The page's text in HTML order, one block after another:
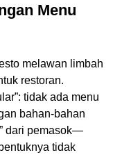
Menu
melawan limbah
restoran.
tidak ada menu
bahan-bahan
dari pemasok—
tidak